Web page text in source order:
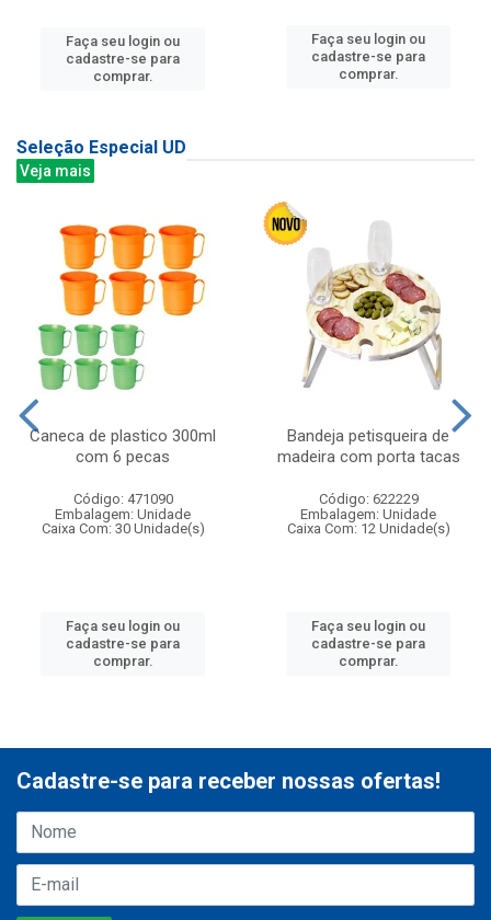
Faça seu login ou
cadastre-se para
comprar.
Faça seu login ou
cadastre-se para
comprar.
Seleção Especial UD
Veja mais
Caneca de plastico 300ml
com 6 pecas
Código: 471090
Embalagem: Unidade
Caixa Com: 30 Unidade(s)
Faça seu login ou
cadastre-se para
comprar.
Bandeja petisqueira de
madeira com porta tacas
Código: 622229
Embalagem: Unidade
Caixa Com: 12 Unidade(s)
Faça seu login ou
cadastre-se para
comprar.
Cadastre-se para receber nossas ofertas!